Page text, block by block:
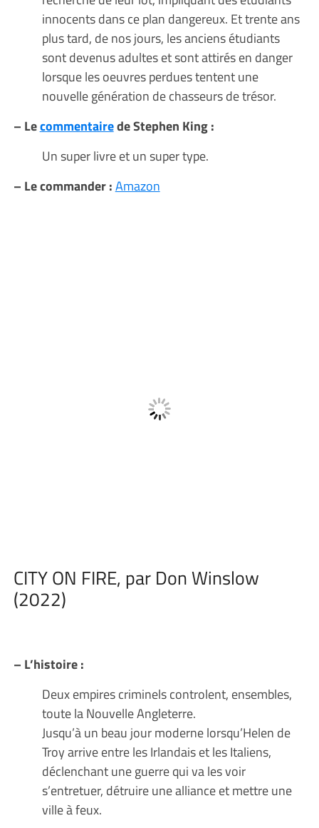
innocents dans ce plan dangereux. Et trente ans
plus tard, de nos jours, les anciens étudiants
sont devenus adultes et sont attirés en danger
lorsque les oeuvres perdues tentent une
nouvelle génération de chasseurs de trésor.
– Lecommentairede Stephen King :
Un super livre et un super type.
– Le commander :Amazon
CITY ON FIRE, par Don Winslow
(2022)
– L’histoire :
Deux empires criminels controlent, ensembles,
toute la Nouvelle Angleterre.
Jusqu’à un beau jour moderne lorsqu’Helen de
Troy arrive entre les Irlandais et les Italiens,
déclenchant une guerre qui va les voir
s’entretuer, détruire une alliance et mettre une
ville à feux.